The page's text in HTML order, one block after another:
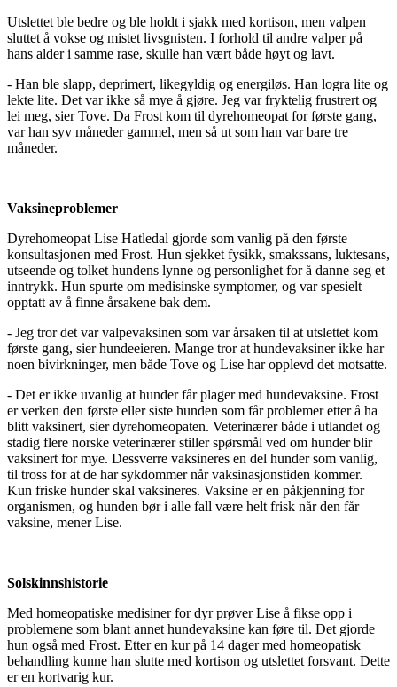
Utslettet ble bedre og ble holdt i sjakk med kortison, men valpen
sluttet å vokse og mistet livsgnisten. I forhold til andre valper på
hans alder i samme rase, skulle han vært både høyt og lavt.
- Han ble slapp, deprimert, likegyldig og energiløs. Han logra lite og
lekte lite. Det var ikke så mye å gjøre. Jeg var fryktelig frustrert og
lei meg, sier Tove. Da Frost kom til dyrehomeopat for første gang,
var han syv måneder gammel, men så ut som han var bare tre
måneder.
Vaksineproblemer
Dyrehomeopat Lise Hatledal gjorde som vanlig på den første
konsultasjonen med Frost. Hun sjekket fysikk, smakssans, luktesans,
utseende og tolket hundens lynne og personlighet for å danne seg et
inntrykk. Hun spurte om medisinske symptomer, og var spesielt
opptatt av å finne årsakene bak dem.
- Jeg tror det var valpevaksinen som var årsaken til at utslettet kom
første gang, sier hundeeieren. Mange tror at hundevaksiner ikke har
noen bivirkninger, men både Tove og Lise har opplevd det motsatte.
- Det er ikke uvanlig at hunder får plager med hundevaksine. Frost
er verken den første eller siste hunden som får problemer etter å ha
blitt vaksinert, sier dyrehomeopaten. Veterinærer både i utlandet og
stadig flere norske veterinærer stiller spørsmål ved om hunder blir
vaksinert for mye. Dessverre vaksineres en del hunder som vanlig,
til tross for at de har sykdommer når vaksinasjonstiden kommer.
Kun friske hunder skal vaksineres. Vaksine er en påkjenning for
organismen, og hunden bør i alle fall være helt frisk når den får
vaksine, mener Lise.
Solskinnshistorie
Med homeopatiske medisiner for dyr prøver Lise å fikse opp i
problemene som blant annet hundevaksine kan føre til. Det gjorde
hun også med Frost. Etter en kur på 14 dager med homeopatisk
behandling kunne han slutte med kortison og utslettet forsvant. Dette
er en kortvarig kur.